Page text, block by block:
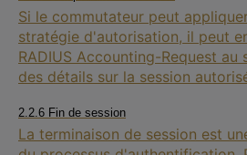
Si le commutateur peut
stratégie d'autorisation, il peut
RADIUS Accounting-Request au
des détails sur la session
2.2.6 Fin de session
La terminaison de session est